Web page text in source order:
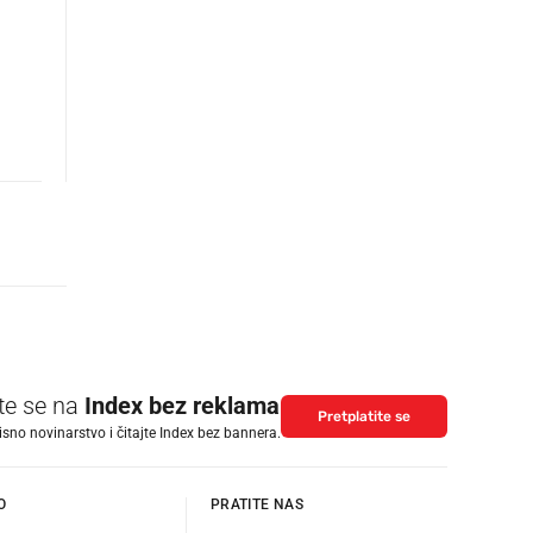
se na Index bez reklama
novinarstvo i čitajte Index bez bannera.
Pretplatite se
PRATITE NAS